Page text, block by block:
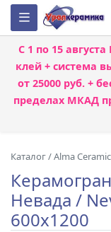
С 1 по 15 августа
клей + система
от 25000 руб. +
пределах МКАД
Каталог/Alma
Невада /
600x1200